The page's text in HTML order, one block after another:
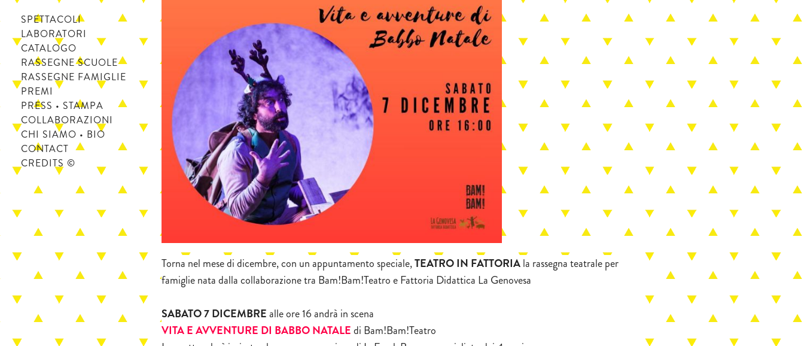
SPETTACOLI
LABORATORI
CATALOGO
RASSEGNE SCUOLE
RASSEGNE FAMIGLIE
PREMI
PRESS • STAMPA
COLLABORAZIONI
CHI SIAMO • BIO
CONTACT
CREDITS ©
Torna nel mese di dicembre, con un appuntamento speciale,TEATRO IN FATTORIAla rassegna teatrale per
famiglie nata dalla collaborazione tra Bam!Bam!Teatro e Fattoria Didattica La Genovesa
SABATO 7 DICEMBREalle ore 16 andrà in scena
VITA E AVVENTURE DI BABBO NATALEdi Bam!Bam!Teatro